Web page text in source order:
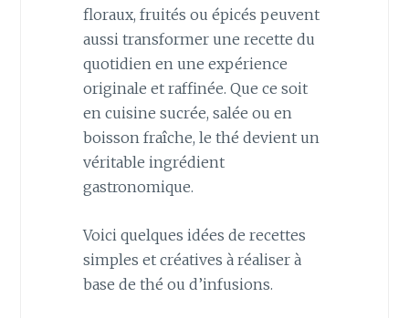
floraux, fruités ou épicés peuvent
aussi transformer une recette du
quotidien en une expérience
originale et raffinée. Que ce soit
en cuisine sucrée, salée ou en
boisson fraîche, le thé devient un
véritable ingrédient
gastronomique.
Voici quelques idées de recettes
simples et créatives à réaliser à
base de thé ou d’infusions.